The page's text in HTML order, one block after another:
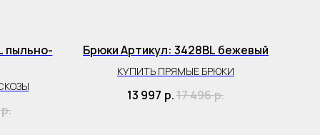
пыльно-
р.
Брюки Артикул: 3428BL бежевый
КУПИТЬ ПРЯМЫЕ БРЮКИ
13 997 р.17 496р.